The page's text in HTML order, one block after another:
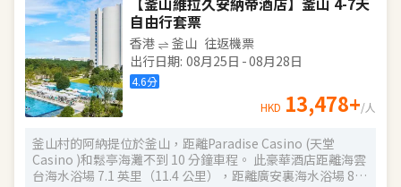
費 WiFi、禮賓服務和酒店內購物。 酒店設有 4 間餐廳，您可
以選擇到La Seine簡單吃一點，也可以待在房間裏，享受 24
小時送餐服務。此外咖啡館還供應美味點心。這裏有 2 間酒
吧/酒廊供您選擇，可以喝一杯，放鬆一下。每天 6:30 至
10:00 提供收費的自助式早餐。 特色服務/設施包括免費高速
有線上網、商務中心和大堂免費報紙。住客可付費乘坐24 小
時往返機場班車和火車站接車服務。 有 650 間特色裝修的客
卧床備有羽絨被和高檔床上用品。免費提供有線和無線上
網，此外，43 英寸液晶電視提供有線頻道，可滿足您的娛樂
需求。配備淋浴/盆浴組合的私人浴室提供浸泡浴缸和坐浴
自由行套票
香港 釜山 往返機票
出行日期: 08月25日 -08月28日
4.6分
HKD 13,478+/人
釜山村的阿納提位於釜山，距離Paradise Casino (天堂
Casino )和鬆亭海灘不到 10 分鐘車程。 此豪華酒店距離海雲
台海水浴場 7.1 英里（11.4 公里），距離廣安裏海水浴場 8.9